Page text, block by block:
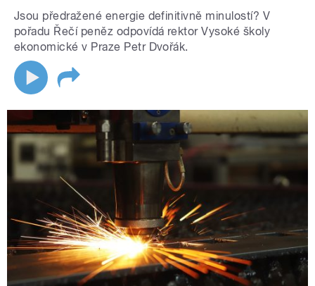
Jsou předražené energie definitivně minulostí? V
pořadu Řečí peněz odpovídá rektor Vysoké školy
ekonomické v Praze Petr Dvořák.